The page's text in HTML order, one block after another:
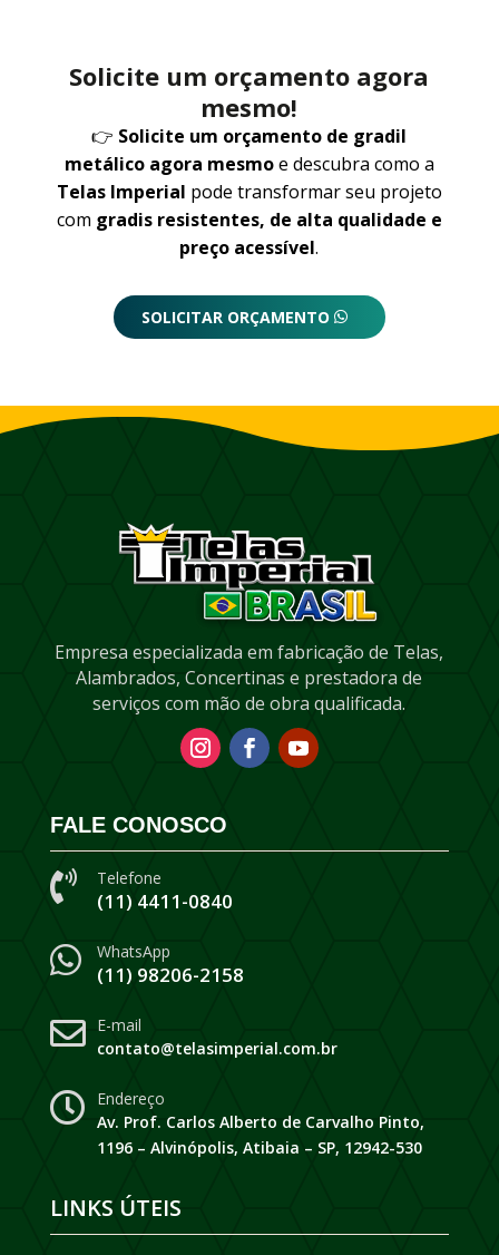
Solicite um orçamento agora
mesmo!
👉 Solicite um orçamento de gradil
metálico agora mesmoe descubra como a
Telas Imperial pode transformar seu projeto
com gradis resistentes, de alta qualidade e
preço acessível.
SOLICITAR ORÇAMENTO
Empresa especializada em fabricação de Telas,
Alambrados, Concertinas e prestadora de
serviços com mão de obra qualificada.
FALE CONOSCO
 Telefone
(11) 4411-0840
 WhatsApp
(11) 98206-2158
 E-mail
contato@telasimperial.com.br

Endereço
Av. Prof. Carlos Alberto de Carvalho Pinto,
1196 – Alvinópolis, Atibaia – SP, 12942-530
LINKS ÚTEIS